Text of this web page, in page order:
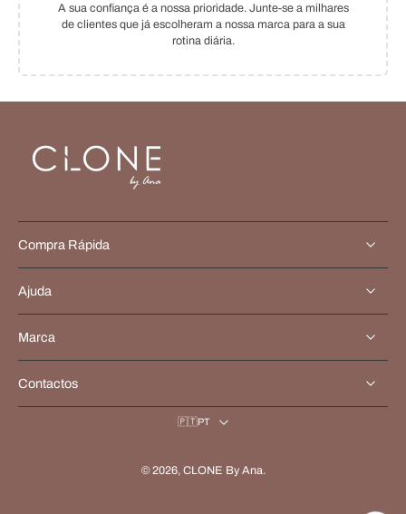
A sua confiança é a nossa prioridade. Junte-se a milhares
de clientes que já escolheram a nossa marca para a sua
rotina diária.
Compra Rápida
Ajuda
Marca
Contactos
🇵🇹PT
© 2026, CLONE By Ana.